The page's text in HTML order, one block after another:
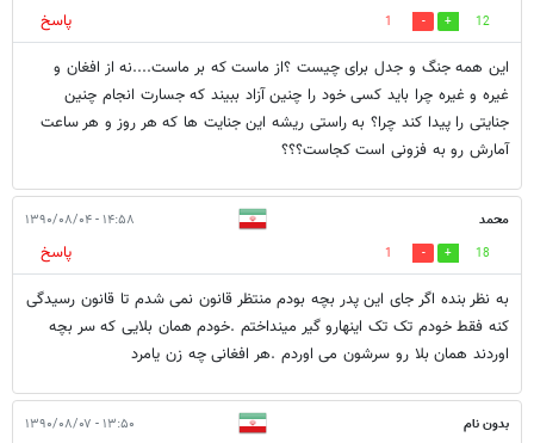
12
1
پاسخ
این همه جنگ و جدل برای چیست ؟از ماست که بر ماست....نه از افغان و
غیره و غیره چرا باید کسی خود را چنین آزاد ببیند که جسارت انجام چنین
جنایتی را پیدا کند چرا؟ به راستی ریشه این جنایت ها که هر روز و هر ساعت
آمارش رو به فزونی است کجاست؟؟؟
محمد ۱۴:۵۸ - ۱۳۹۰/۰۸/۰۴
18
1
پاسخ
به نظر بنده اگر جای این پدر بچه بودم منتظر قانون نمی شدم تا قانون رسیدگی
کنه فقط خودم تک تک اینهارو گیر مینداختم .خودم همان بلایی که سر بچه
اوردند همان بلا رو سرشون می اوردم .هر افغانی چه زن یامرد
بدون نام ۱۳:۵۰ - ۱۳۹۰/۰۸/۰۷